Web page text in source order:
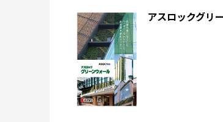
アスロックグリ